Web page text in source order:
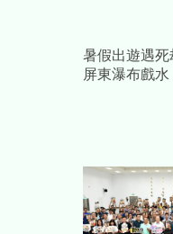
暑假出遊遇
屏東瀑布戲